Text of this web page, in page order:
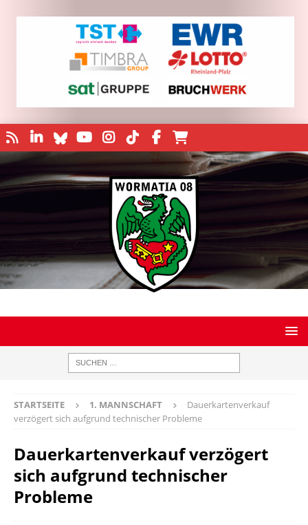
STARTSEITE 1. MANNSCHAFT
Dauerkartenverkauf
verzögert sich aufgrund technischer Probleme
Dauerkartenverkauf verzögert
sich aufgrund technischer
Probleme